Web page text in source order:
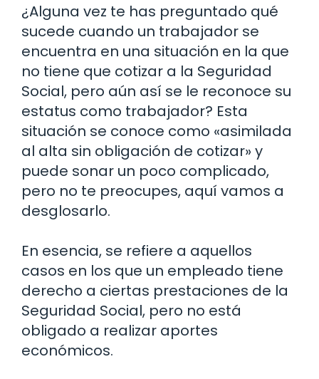
¿Alguna vez te has preguntado qué
sucede cuando un trabajador se
encuentra en una situación en la que
no tiene que cotizar a la Seguridad
Social, pero aún así se le reconoce su
estatus como trabajador? Esta
situación se conoce como «asimilada
al alta sin obligación de cotizar» y
puede sonar un poco complicado,
pero no te preocupes, aquí vamos a
desglosarlo.
En esencia, se refiere a aquellos
casos en los que un empleado tiene
derecho a ciertas prestaciones de la
Seguridad Social, pero no está
obligado a realizar aportes
económicos.